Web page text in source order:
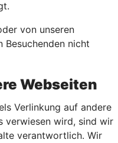
von unseren
nicht
Webseiten
Verlinkung auf andere
verwiesen wird, sind wir
verantwortlich. Wir